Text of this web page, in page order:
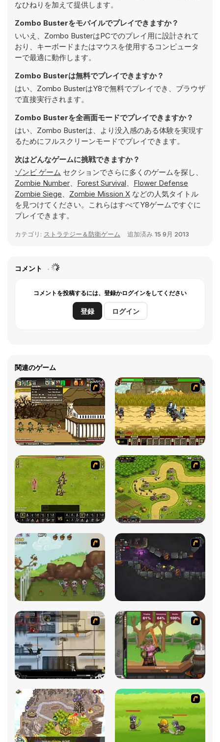
なひねりを加えて提供します。
Zombo Busterをモバイルでプレイできますか？
いいえ、Zombo BusterはPCでのプレイ用に設計されて
おり、キーボードまたはマウスを使用するコンピュータ
ーで最適に動作します。
Zombo Busterは無料でプレイできますか？
はい、Zombo BusterはY8で無料でプレイでき、ブラウザ
で直接実行されます。
Zombo Busterを全画面モードでプレイできますか？
はい、Zombo Busterは、より没入感のある体験を実現す
るためにフルスクリーンモードでプレイできます。
次はどんなゲームに挑戦できますか？
ゾンビ ゲーム セクションでさらに多くのゲームを探し、
Zombie Number、 Forest Survival、 Flower Defense
Zombie Siege、 Zombie Mission X などの人気タイトル
を見つけてください。これらはすべてY8ゲームですぐに
プレイできます。
カテゴリ: ストラテジー＆防衛ゲーム 追加済み 15 9月 2013
コメント
コメントを投稿するには、登録かログインをしてください
登録 ログイン
関連のゲーム